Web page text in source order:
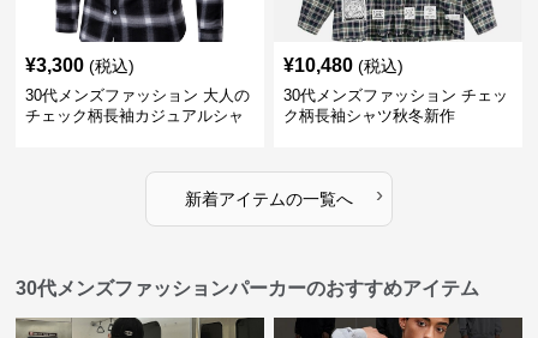
¥3,300 (税込)
30代メンズファッション 大人の
チェック柄長袖カジュアルシャ
¥10,480 (税込)
30代メンズファッション チェッ
ク柄長袖シャツ秋冬新作
新着アイテムの一覧へ ›
30代メンズファッションパーカーのおすすめアイテム